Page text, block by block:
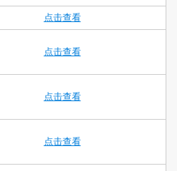
点击查看
点击查看
点击查看
点击查看